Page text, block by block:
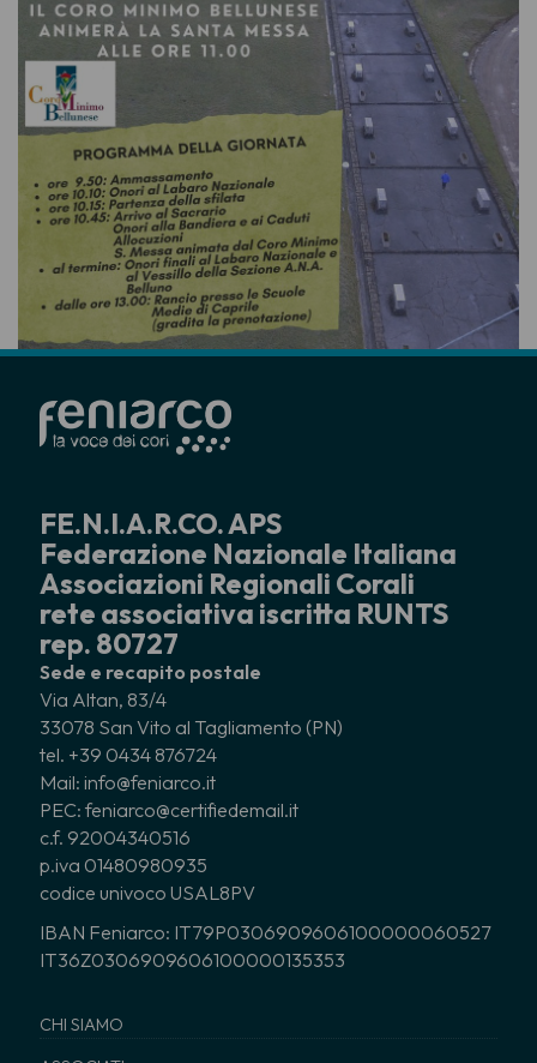
FE.N.I.A.R.CO. APS
Federazione Nazionale Italiana
Associazioni Regionali Corali
rete associativa iscritta RUNTS
rep. 80727
Sede e recapito postale
Via Altan, 83/4
33078 San Vito al Tagliamento (PN)
tel. +39 0434 876724
Mail: info@feniarco.it
PEC: feniarco@certifiedemail.it
c.f. 92004340516
p.iva 01480980935
codice univoco USAL8PV
IBAN Feniarco: IT79P0306909606100000060527
IT36Z0306909606100000135353
CHI SIAMO